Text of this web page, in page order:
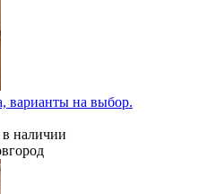
варианты на выбор.
наличии